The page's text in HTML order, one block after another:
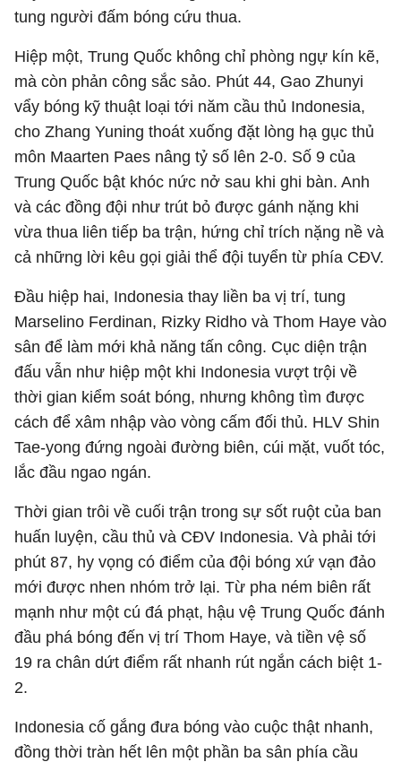
tung người đấm bóng cứu thua.
Hiệp một, Trung Quốc không chỉ phòng ngự kín kẽ,
mà còn phản công sắc sảo. Phút 44, Gao Zhunyi
vẩy bóng kỹ thuật loại tới năm cầu thủ Indonesia,
cho Zhang Yuning thoát xuống đặt lòng hạ gục thủ
môn Maarten Paes nâng tỷ số lên 2-0. Số 9 của
Trung Quốc bật khóc nức nở sau khi ghi bàn. Anh
và các đồng đội như trút bỏ được gánh nặng khi
vừa thua liên tiếp ba trận, hứng chỉ trích nặng nề và
cả những lời kêu gọi giải thể đội tuyển từ phía CĐV.
Đầu hiệp hai, Indonesia thay liền ba vị trí, tung
Marselino Ferdinan, Rizky Ridho và Thom Haye vào
sân để làm mới khả năng tấn công. Cục diện trận
đấu vẫn như hiệp một khi Indonesia vượt trội về
thời gian kiểm soát bóng, nhưng không tìm được
cách để xâm nhập vào vòng cấm đối thủ. HLV Shin
Tae-yong đứng ngoài đường biên, cúi mặt, vuốt tóc,
lắc đầu ngao ngán.
Thời gian trôi về cuối trận trong sự sốt ruột của ban
huấn luyện, cầu thủ và CĐV Indonesia. Và phải tới
phút 87, hy vọng có điểm của đội bóng xứ vạn đảo
mới được nhen nhóm trở lại. Từ pha ném biên rất
mạnh như một cú đá phạt, hậu vệ Trung Quốc đánh
đầu phá bóng đến vị trí Thom Haye, và tiền vệ số
19 ra chân dứt điểm rất nhanh rút ngắn cách biệt 1-
2.
Indonesia cố gắng đưa bóng vào cuộc thật nhanh,
đồng thời tràn hết lên một phần ba sân phía cầu